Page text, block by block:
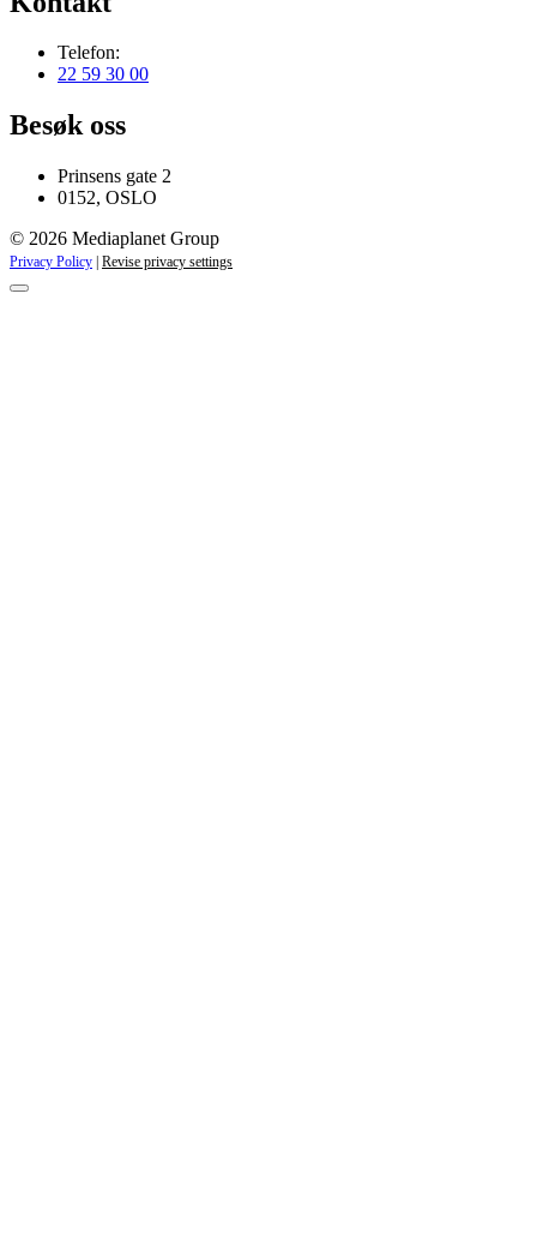
Telefon:
22 59 30 00
Besøk oss
Prinsens gate 2
0152, OSLO
© 2026 Mediaplanet Group
Privacy Policy Revise privacy settings